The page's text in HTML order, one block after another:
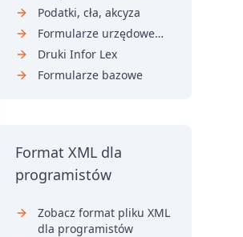
Podatki, cła, akcyza
Formularze urzędowe i sądowe
Druki Infor Lex
Formularze bazowe
Format XML dla
programistów
Zobacz format pliku XML
dla programistów